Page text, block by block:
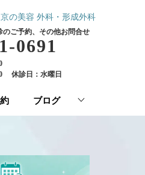
の美容 外科・形成外科
のご予約、その他お問合せ
0691
休診日：水曜日
ブログ